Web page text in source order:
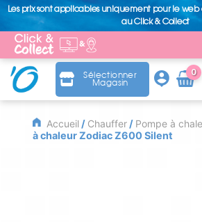
Les prix sont applicables uniquement pour le
au Click & Collect
Sélectionner
Magasin
0
Arti
cle
Accueil/ Chauffer/ Pompe à
à chaleur Zodiac Z600 Silent